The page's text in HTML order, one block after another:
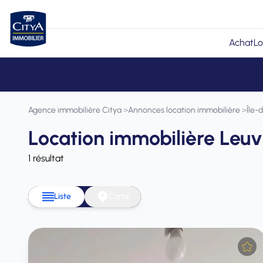
Achat
Agence immobilière Citya>Annonces location immobilière>Île-
Location immobilière
1 résultat
Liste